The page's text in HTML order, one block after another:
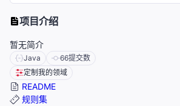
项目介绍
暂无简介
Java 66提交数
定制我的领域
README
规则集